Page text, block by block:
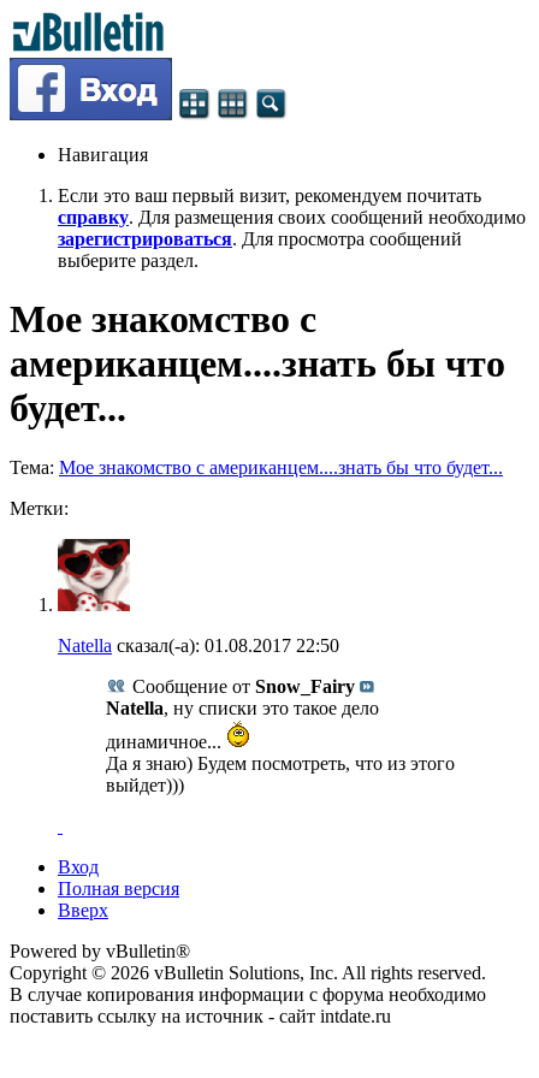
Навигация
Если это ваш первый визит, рекомендуем почитать
справку. Для размещения своих сообщений необходимо
зарегистрироваться. Для просмотра сообщений
выберите раздел.
Мое знакомство с
американцем....знать бы что
будет...
Тема: Мое знакомство с американцем....знать бы что будет...
Метки:
Natella сказал(-а): 01.08.2017 22:50
Сообщение от Snow_Fairy
Natella, ну списки это такое дело
динамичное...
Да я знаю) Будем посмотреть, что из этого
выйдет)))
Вход
Полная версия
Вверх
Powered by vBulletin®
Copyright © 2026 vBulletin Solutions, Inc. All rights reserved.
В случае копирования информации с форума необходимо
поставить ссылку на источник - сайт intdate.ru